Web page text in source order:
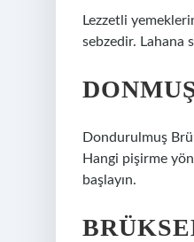
Lezzetli
sebzedir. Lahana
Dondurulmuş
Hangi pişirme
başlayın.